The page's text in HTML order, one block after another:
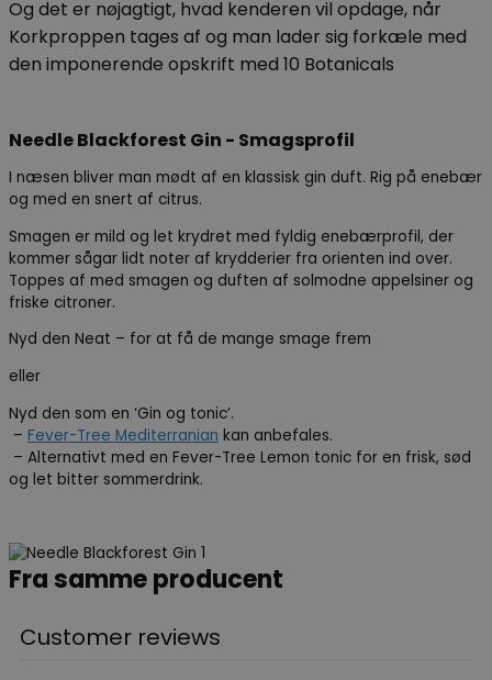
Og det er nøjagtigt, hvad kenderen vil opdage, når
Korkproppen tages af og man lader sig forkæle med
den imponerende opskrift med 10 Botanicals
Needle Blackforest Gin - Smagsprofil
I næsen bliver man mødt af en klassisk gin duft. Rig på enebær
og med en snert af citrus.
Smagen er mild og let krydret med fyldig enebærprofil, der
kommer sågar lidt noter af krydderier fra orienten ind over.
Toppes af med smagen og duften af solmodne appelsiner og
friske citroner.
Nyd den Neat – for at få de mange smage frem
eller
Nyd den som en ‘Gin og tonic’.
– Fever-Tree Mediterranian kan anbefales.
– Alternativt med en Fever-Tree Lemon tonic for en frisk, sød
og let bitter sommerdrink.
Fra samme producent
Customer reviews